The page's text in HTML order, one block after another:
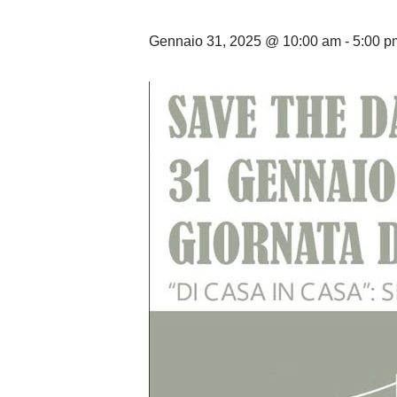
Gennaio 31, 2025 @ 10:00 am - 5:00